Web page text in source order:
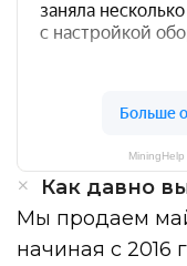
Как давно
Мы продаем
начиная с 2016